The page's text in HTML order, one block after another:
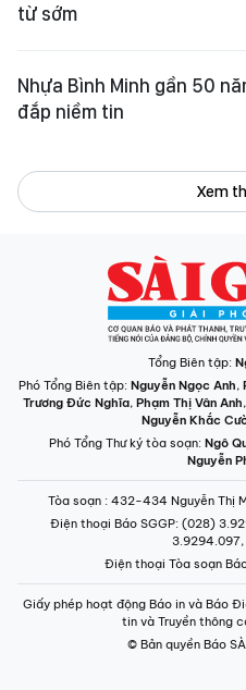
từ sớm
Nhựa Bình Minh gần 50
đắp niềm tin
Xem
Tổng Biên tập:
Phó Tổng Biên tập: Nguyễn Ngọc Anh,
Trương Đức Nghĩa, Phạm Thị Vân Anh,
Nguyễn Khắc
Phó Tổng Thư ký tòa soạn: Ngô
Nguyễn
Tòa soạn : 432-434 Nguyễn Thị
Điện thoại Báo SGGP: (028)
Điện thoại Tòa soạn
Giấy phép hoạt động Báo in và Báo
tin và Truyền thông
© Bản quyền Báo